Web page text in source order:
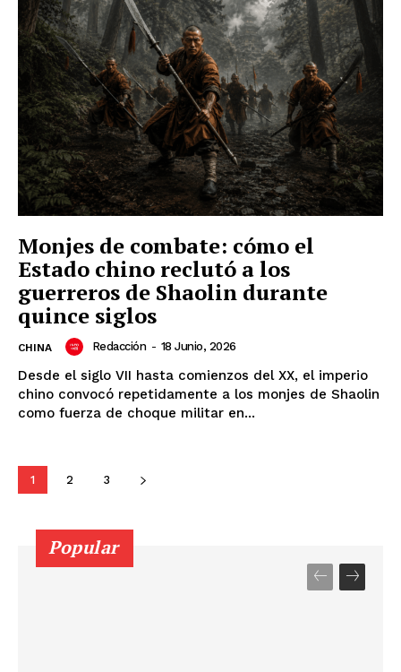
Monjes de combate: cómo el
Estado chino reclutó a los
guerreros de Shaolin durante
quince siglos
CHINA Redacción - 18 Junio, 2026
Desde el siglo VII hasta comienzos del XX, el imperio
chino convocó repetidamente a los monjes de Shaolin
como fuerza de choque militar en...
1 2 3
Popular